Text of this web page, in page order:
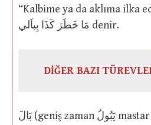
“Kalbime ya da aklıma ilka
مَا خَطَرَ كَذَا بِباَلي denir.
DİĞER BAZI
بَالَ (geniş zaman يَبُولُ mastar isim بَوْلٌ): Su yaptı; o